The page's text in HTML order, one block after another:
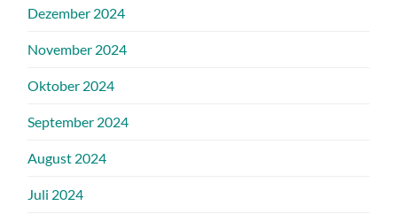
Dezember 2024
November 2024
Oktober 2024
September 2024
August 2024
Juli 2024